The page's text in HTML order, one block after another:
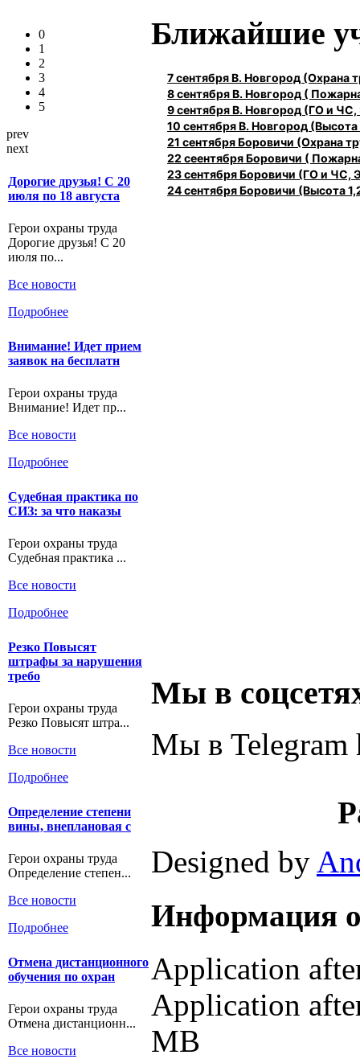
0
1
2
3
4
5
prev
next
Дорогие друзья! С 20
июля по 18 августа
Герои охраны труда
Дорогие друзья! С 20
июля по...
Все новости
Подробнее
Внимание! Идет прием
заявок на бесплатн
Герои охраны труда
Внимание! Идет пр...
Все новости
Подробнее
Судебная практика по
СИЗ: за что наказы
Герои охраны труда
Судебная практика ...
Все новости
Подробнее
Резко Повысят
штрафы за нарушения
требо
Герои охраны труда
Резко Повысят штра...
Все новости
Подробнее
Определение степени
вины, внеплановая с
Герои охраны труда
Определение степен...
Все новости
Подробнее
Отмена дистанционного
обучения по охран
Герои охраны труда
Отмена дистанционн...
Все новости
Ближайшие
7 сентября В. Новгород
8 сентября В. Новгород (
9 сентября В. Новгород (ГО и ЧС,
10 сентября В. Новгород (Высота
21 сентября Боровичи (Охрана
22 сеентября Боровичи (
23 сентября Боровичи (ГО и ЧС,
24 сентября Боровичи (Высота
Мы в
Мы в Telegram
Designed by
Информация
Application
Application
MB